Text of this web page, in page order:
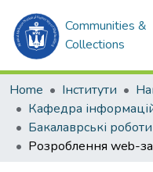
Communities &
Collections
Home Інститути